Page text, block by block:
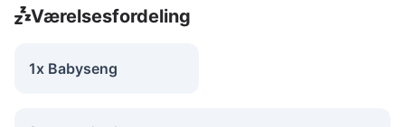
Værelsesfordeling
1x Babyseng